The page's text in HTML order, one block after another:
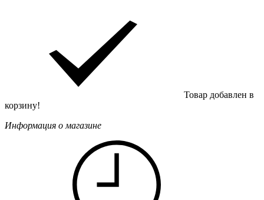
Товар добавлен в
корзину!
Информация о магазине